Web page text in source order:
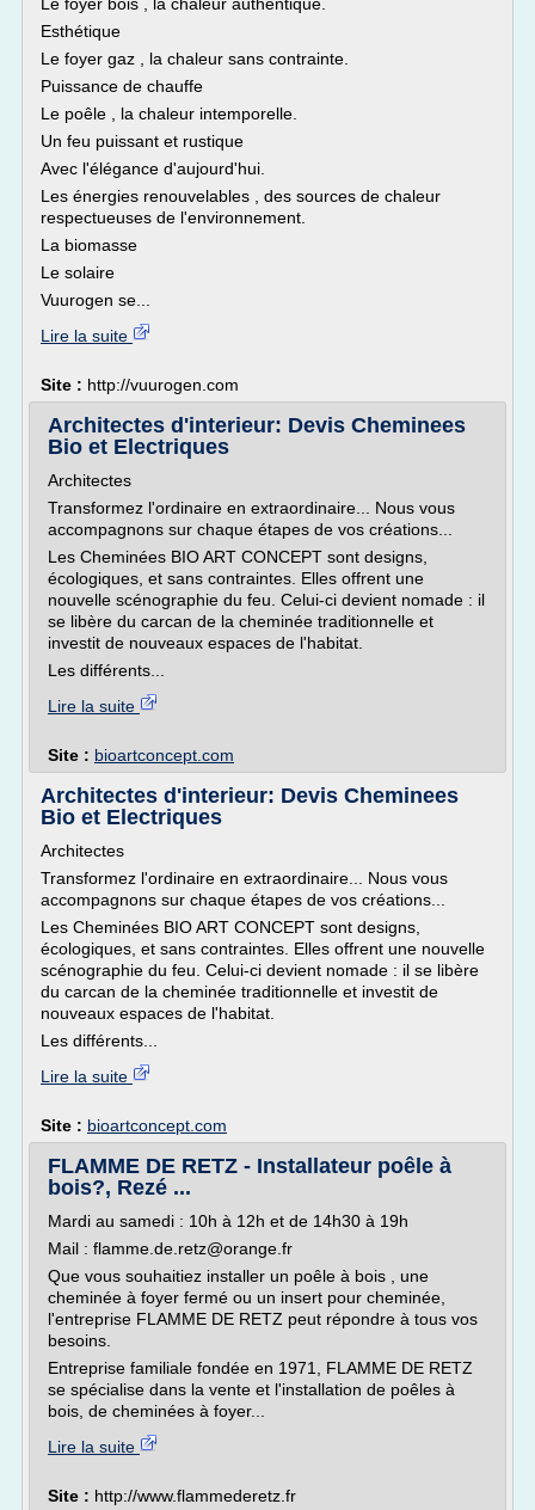
Esthétique
Le foyer gaz , la chaleur sans contrainte.
Puissance de chauffe
Le poêle , la chaleur intemporelle.
Un feu puissant et rustique
Avec l'élégance d'aujourd'hui.
Les énergies renouvelables , des sources de chaleur
respectueuses de l'environnement.
La biomasse
Le solaire
Vuurogen se...
Lire la suite
Site : http://vuurogen.com
Architectes d'interieur: Devis Cheminees
Bio et Electriques
Architectes
Transformez l'ordinaire en extraordinaire... Nous vous
accompagnons sur chaque étapes de vos créations...
Les Cheminées BIO ART CONCEPT sont designs,
écologiques, et sans contraintes. Elles offrent une
nouvelle scénographie du feu. Celui-ci devient nomade : il
se libère du carcan de la cheminée traditionnelle et
investit de nouveaux espaces de l'habitat.
Les différents...
Lire la suite
Site : bioartconcept.com
Architectes d'interieur: Devis Cheminees
Bio et Electriques
Architectes
Transformez l'ordinaire en extraordinaire... Nous vous
accompagnons sur chaque étapes de vos créations...
Les Cheminées BIO ART CONCEPT sont designs,
écologiques, et sans contraintes. Elles offrent une nouvelle
scénographie du feu. Celui-ci devient nomade : il se libère
du carcan de la cheminée traditionnelle et investit de
nouveaux espaces de l'habitat.
Les différents...
Lire la suite
Site : bioartconcept.com
FLAMME DE RETZ - Installateur poêle à
bois?, Rezé ...
Mardi au samedi : 10h à 12h et de 14h30 à 19h
Mail : flamme.de.retz@orange.fr
Que vous souhaitiez installer un poêle à bois , une
cheminée à foyer fermé ou un insert pour cheminée,
l'entreprise FLAMME DE RETZ peut répondre à tous vos
besoins.
Entreprise familiale fondée en 1971, FLAMME DE RETZ
se spécialise dans la vente et l'installation de poêles à
bois, de cheminées à foyer...
Lire la suite
Site : http://www.flammederetz.fr